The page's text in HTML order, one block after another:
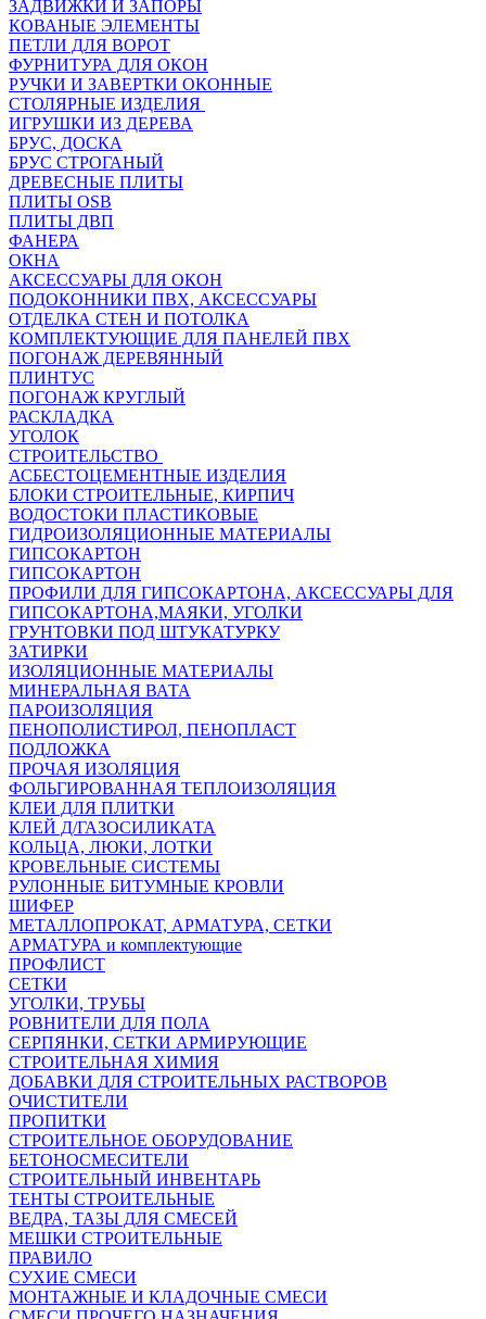
ЗАДВИЖКИ И ЗАПОРЫ
КОВАНЫЕ ЭЛЕМЕНТЫ
ПЕТЛИ ДЛЯ ВОРОТ
ФУРНИТУРА ДЛЯ ОКОН
РУЧКИ И ЗАВЕРТКИ ОКОННЫЕ
СТОЛЯРНЫЕ ИЗДЕЛИЯ
ИГРУШКИ ИЗ ДЕРЕВА
БРУС, ДОСКА
БРУС СТРОГАНЫЙ
ДРЕВЕСНЫЕ ПЛИТЫ
ПЛИТЫ OSB
ПЛИТЫ ДВП
ФАНЕРА
ОКНА
АКСЕССУАРЫ ДЛЯ ОКОН
ПОДОКОННИКИ ПВХ, АКСЕССУАРЫ
ОТДЕЛКА СТЕН И ПОТОЛКА
КОМПЛЕКТУЮЩИЕ ДЛЯ ПАНЕЛЕЙ ПВХ
ПОГОНАЖ ДЕРЕВЯННЫЙ
ПЛИНТУС
ПОГОНАЖ КРУГЛЫЙ
РАСКЛАДКА
УГОЛОК
СТРОИТЕЛЬСТВО
АСБЕСТОЦЕМЕНТНЫЕ ИЗДЕЛИЯ
БЛОКИ СТРОИТЕЛЬНЫЕ, КИРПИЧ
ВОДОСТОКИ ПЛАСТИКОВЫЕ
ГИДРОИЗОЛЯЦИОННЫЕ МАТЕРИАЛЫ
ГИПСОКАРТОН
ГИПСОКАРТОН
ПРОФИЛИ ДЛЯ ГИПСОКАРТОНА, АКСЕССУАРЫ ДЛЯ
ГИПСОКАРТОНА,МАЯКИ, УГОЛКИ
ГРУНТОВКИ ПОД ШТУКАТУРКУ
ЗАТИРКИ
ИЗОЛЯЦИОННЫЕ МАТЕРИАЛЫ
МИНЕРАЛЬНАЯ ВАТА
ПАРОИЗОЛЯЦИЯ
ПЕНОПОЛИСТИРОЛ, ПЕНОПЛАСТ
ПОДЛОЖКА
ПРОЧАЯ ИЗОЛЯЦИЯ
ФОЛЬГИРОВАННАЯ ТЕПЛОИЗОЛЯЦИЯ
КЛЕИ ДЛЯ ПЛИТКИ
КЛЕЙ Д/ГАЗОСИЛИКАТА
КОЛЬЦА, ЛЮКИ, ЛОТКИ
КРОВЕЛЬНЫЕ СИСТЕМЫ
РУЛОННЫЕ БИТУМНЫЕ КРОВЛИ
ШИФЕР
МЕТАЛЛОПРОКАТ, АРМАТУРА, СЕТКИ
АРМАТУРА и комплектующие
ПРОФЛИСТ
СЕТКИ
УГОЛКИ, ТРУБЫ
РОВНИТЕЛИ ДЛЯ ПОЛА
СЕРПЯНКИ, СЕТКИ АРМИРУЮЩИЕ
СТРОИТЕЛЬНАЯ ХИМИЯ
ДОБАВКИ ДЛЯ СТРОИТЕЛЬНЫХ РАСТВОРОВ
ОЧИСТИТЕЛИ
ПРОПИТКИ
СТРОИТЕЛЬНОЕ ОБОРУДОВАНИЕ
БЕТОНОСМЕСИТЕЛИ
СТРОИТЕЛЬНЫЙ ИНВЕНТАРЬ
ТЕНТЫ СТРОИТЕЛЬНЫЕ
ВЕДРА, ТАЗЫ ДЛЯ СМЕСЕЙ
МЕШКИ СТРОИТЕЛЬНЫЕ
ПРАВИЛО
СУХИЕ СМЕСИ
МОНТАЖНЫЕ И КЛАДОЧНЫЕ СМЕСИ